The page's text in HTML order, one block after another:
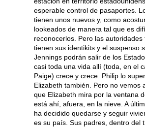
esperable control de pasaportes.
tienen unos nuevos y, como
lookeados de manera tal que es
reconocerlos. Pero las autoridades
tienen sus identikits y el suspenso
Jennings podrán salir de los
casi toda una vida allí (toda, en el
Paige) crece y crece. Philip lo
Elizabeth también. Pero no vemos
que Elizabeth mira por la ventana
está ahí, afuera, en la nieve. A
ha decidido quedarse y seguir
es su país. Sus padres, dentro del